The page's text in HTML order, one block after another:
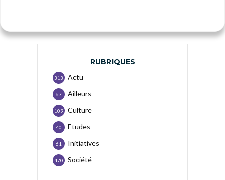
RUBRIQUES
Actu
313
Ailleurs
67
Culture
109
Etudes
40
Initiatives
61
Société
470